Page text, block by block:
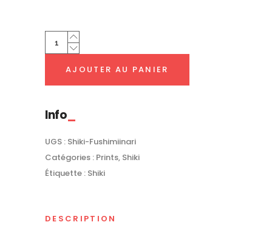
Sanctuaire
Fushimi
quantity
AJOUTER AU PANIER
Info
UGS : Shiki-Fushimiinari
Catégories : Prints, Shiki
Étiquette : Shiki
DESCRIPTION